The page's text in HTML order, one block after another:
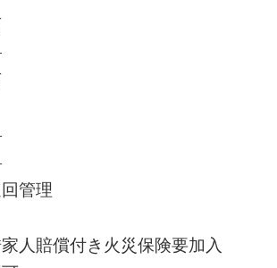
管理
償付き火災保険要加入